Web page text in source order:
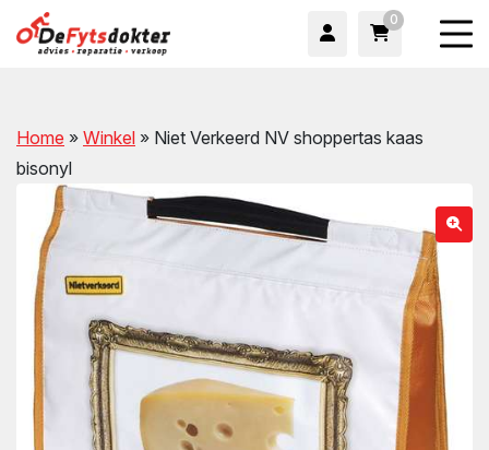
0
Home » Winkel » Niet Verkeerd NV shoppertas kaas
bisonyl